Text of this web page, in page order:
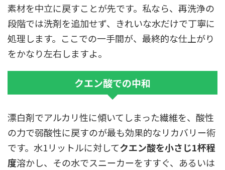
素材を中立に戻すことが先です。私なら、再洗浄の
段階では洗剤を追加せず、きれいな水だけで丁寧に
処理します。ここでの一手間が、最終的な仕上がり
をかなり左右しますよ。
クエン酸での中和
漂白剤でアルカリ性に傾いてしまった繊維を、酸性
の力で弱酸性に戻すのが最も効果的なリカバリー術
です。水1リットルに対してクエン酸を小さじ1杯程
度溶かし、その水でスニーカーをすすぐ、あるいは